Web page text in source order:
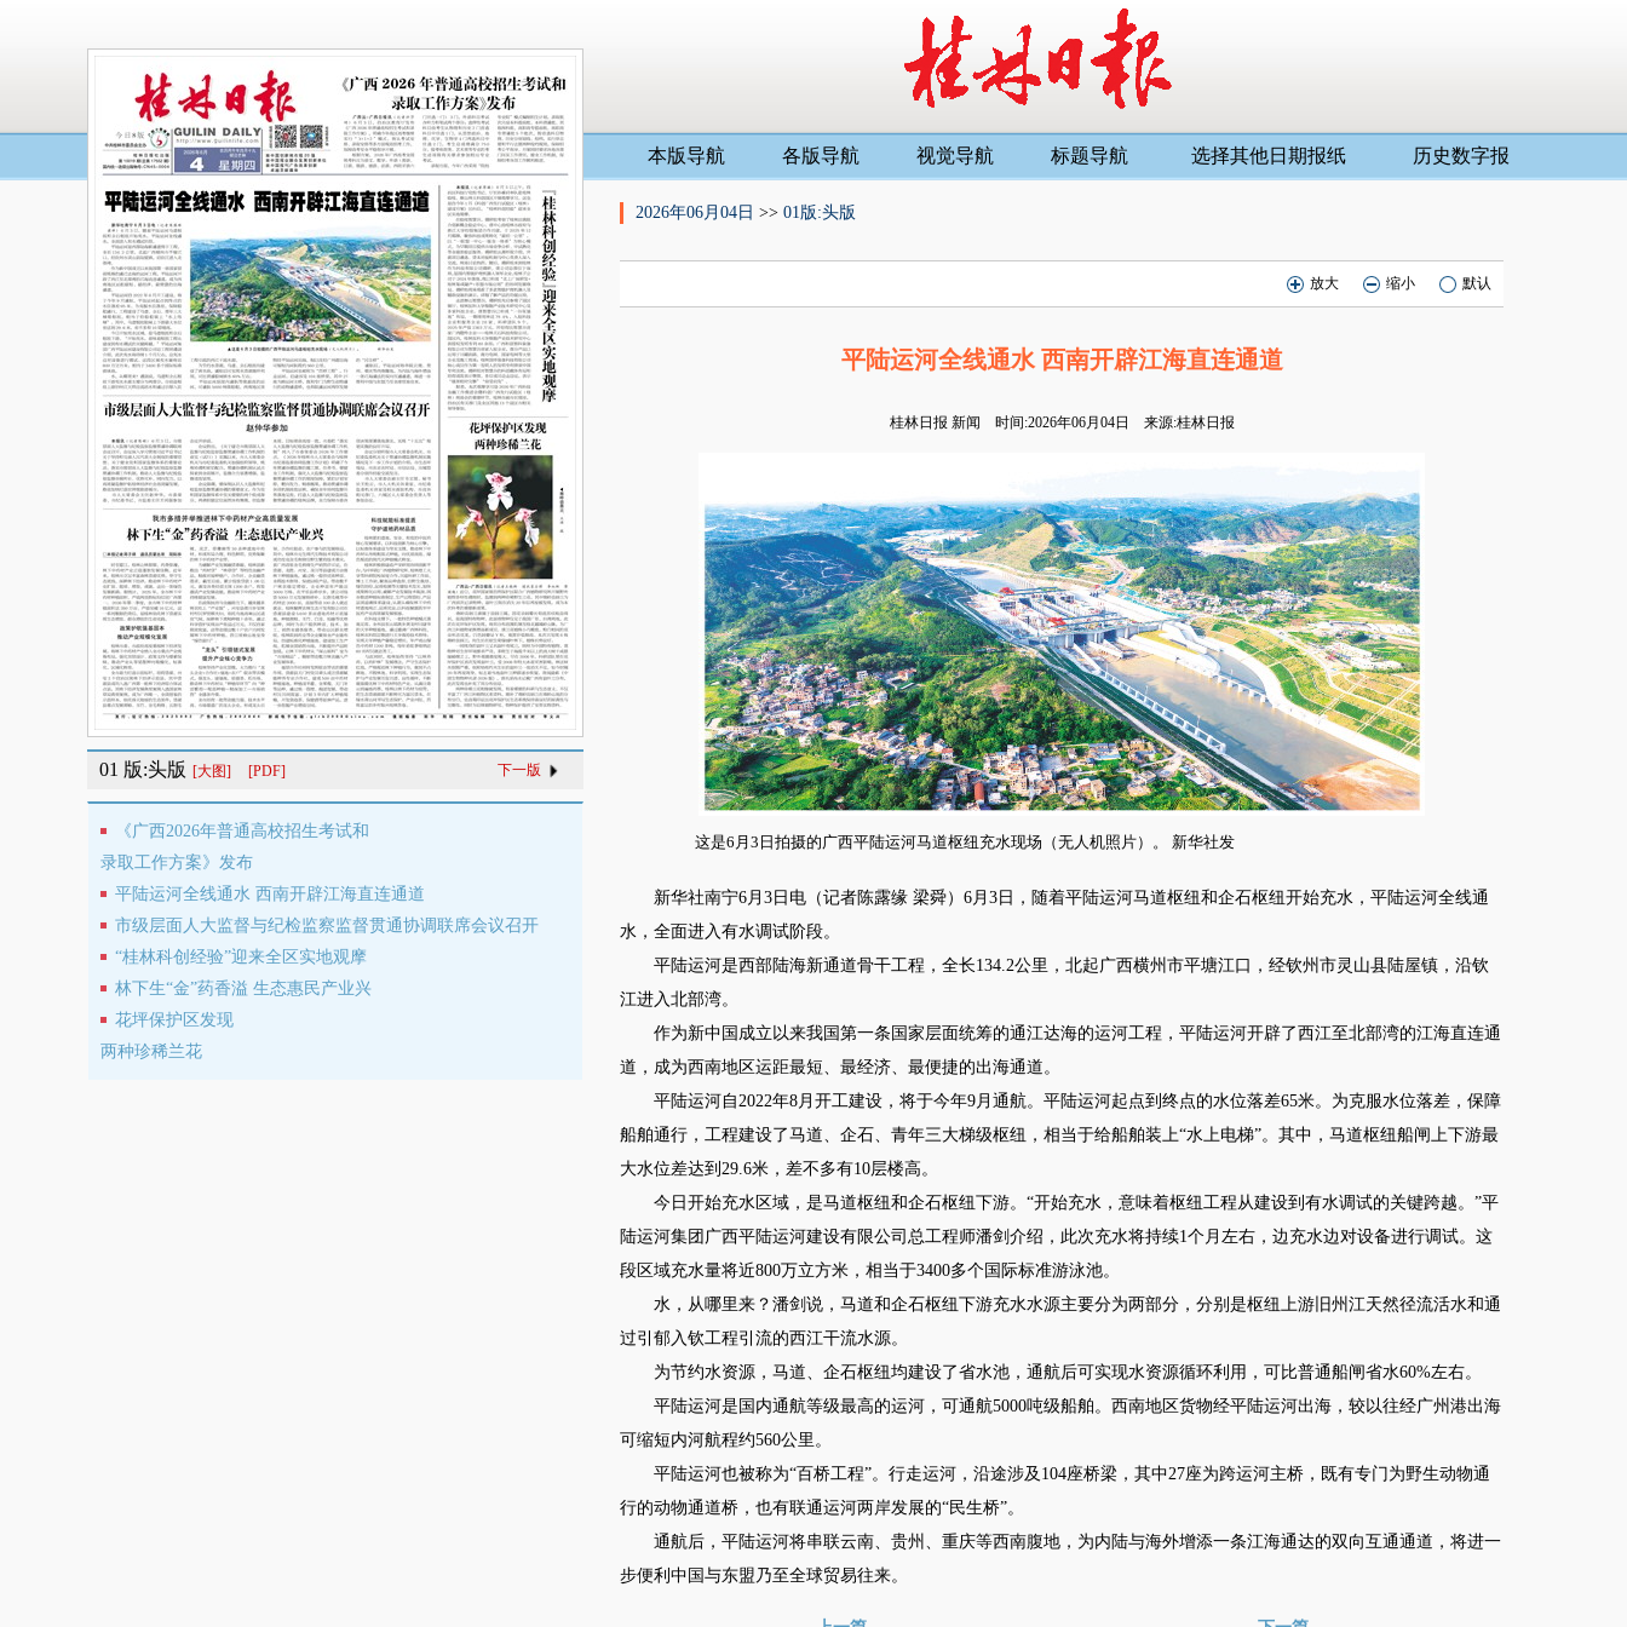
01 版:头版 [大图] [PDF] 下一版
《广西2026年普通高校招生考试和
录取工作方案》发布
平陆运河全线通水 西南开辟江海直连通道
市级层面人大监督与纪检监察监督贯通协调联席会议召开
“桂林科创经验”迎来全区实地观摩
林下生“金”药香溢 生态惠民产业兴
花坪保护区发现
两种珍稀兰花
本版导航 各版导航 视觉导航 标题导航 选择其他日期报纸 历史数字报
2026年06月04日 >> 01版:头版
放大 缩小 默认
平陆运河全线通水 西南开辟江海直连通道
桂林日报 新闻 时间:2026年06月04日 来源:桂林日报
这是6月3日拍摄的广西平陆运河马道枢纽充水现场（无人机照片）。 新华社发
新华社南宁6月3日电（记者陈露缘 梁舜）6月3日，随着平陆运河马道枢纽和企石枢纽开始充水，平陆运河全线通
水，全面进入有水调试阶段。
平陆运河是西部陆海新通道骨干工程，全长134.2公里，北起广西横州市平塘江口，经钦州市灵山县陆屋镇，沿钦
江进入北部湾。
作为新中国成立以来我国第一条国家层面统筹的通江达海的运河工程，平陆运河开辟了西江至北部湾的江海直连通
道，成为西南地区运距最短、最经济、最便捷的出海通道。
平陆运河自2022年8月开工建设，将于今年9月通航。平陆运河起点到终点的水位落差65米。为克服水位落差，保障
船舶通行，工程建设了马道、企石、青年三大梯级枢纽，相当于给船舶装上“水上电梯”。其中，马道枢纽船闸上下游最
大水位差达到29.6米，差不多有10层楼高。
今日开始充水区域，是马道枢纽和企石枢纽下游。“开始充水，意味着枢纽工程从建设到有水调试的关键跨越。”平
陆运河集团广西平陆运河建设有限公司总工程师潘剑介绍，此次充水将持续1个月左右，边充水边对设备进行调试。这
段区域充水量将近800万立方米，相当于3400多个国际标准游泳池。
水，从哪里来？潘剑说，马道和企石枢纽下游充水水源主要分为两部分，分别是枢纽上游旧州江天然径流活水和通
过引郁入钦工程引流的西江干流水源。
为节约水资源，马道、企石枢纽均建设了省水池，通航后可实现水资源循环利用，可比普通船闸省水60%左右。
平陆运河是国内通航等级最高的运河，可通航5000吨级船舶。西南地区货物经平陆运河出海，较以往经广州港出海
可缩短内河航程约560公里。
平陆运河也被称为“百桥工程”。行走运河，沿途涉及104座桥梁，其中27座为跨运河主桥，既有专门为野生动物通
行的动物通道桥，也有联通运河两岸发展的“民生桥”。
通航后，平陆运河将串联云南、贵州、重庆等西南腹地，为内陆与海外增添一条江海通达的双向互通通道，将进一
步便利中国与东盟乃至全球贸易往来。